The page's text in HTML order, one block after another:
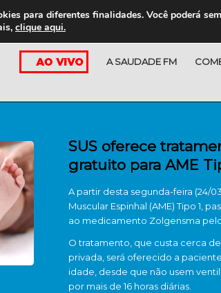
A SAUDADE FM
SUS oferece
gratuito para AME
A partir desta segunda-feira (24/
Muscular Espinhal (AME) Tipo 1,
ao medicamento Zolgensma pelo
O tratamento, que custa cerca
privada, será oferecido a
idade, desde que não usem
por mais de 16 horas diárias.
para diferentes finalidades. Você poderá
clique aqui.